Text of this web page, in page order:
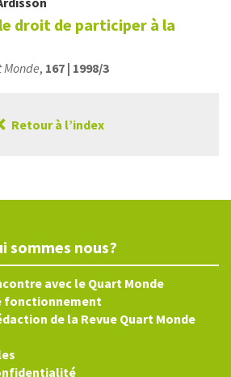
droit de participer à la
Monde, 167 | 1998/3
Retour à l’index
sommes nous?
avec le Quart Monde
fonctionnement
de la Revue Quart Monde